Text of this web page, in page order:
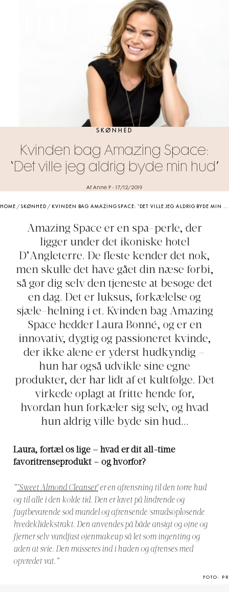
SKØNHED
Kvinden bag Amazing Space:
“Det ville jeg aldrig byde min hud”
Af Anne P - 17/12/2019
HOME /SKØNHED / KVINDEN BAG AMAZING SPACE: “DET VILLE JEG ALDRIG BYDE MIN HUD”
Amazing Space er en spa-perle, der
ligger under det ikoniske hotel
D’Angleterre. De fleste kender det nok,
men skulle det have gået din næse forbi,
så gør dig selv den tjeneste at besøge det
en dag. Det er luksus, forkælelse og
sjæle-helning i et. Kvinden bag Amazing
Space hedder Laura Bonné, og er en
innovativ, dygtig og passioneret kvinde,
der ikke alene er yderst hudkyndig –
hun har også udvikle sine egne
produkter, der har lidt af et kultfølge. Det
virkede oplagt at fritte hende for,
hvordan hun forkæler sig selv, og hvad
hun aldrig ville byde sin hud...
Laura, fortæl os lige – hvad er dit all-time
favoritrenseprodukt – og hvorfor?
”’Sweet Almond Cleanser’ er en afrensning til den tørre hud
og til alle i den kolde tid. Den er lavet på lindrende og
fugtbevarende sød mandel og afrensende/smudsopløsende
hvedeklidekstrakt. Den anvendes på både ansigt og øjne og
fjerner selv vandfast øjenmakeup så let som ingenting og
uden at svie. Den masseres ind i huden og afrenses med
opvredet vat.”
FOTO: PR